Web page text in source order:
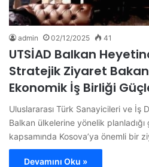
admin 02/12/2025 41
UTSİAD Balkan
Stratejik Ziyaret
Ekonomik İş Birliği
Uluslararası Türk Sanayicileri ve İş
Balkan ülkelerine yönelik planladığı
kapsamında Kosova’ya önemli bir
Devamını Oku »